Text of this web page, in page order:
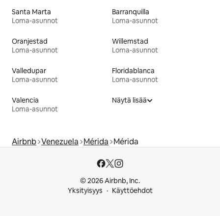
Santa Marta
Loma-asunnot
Barranquilla
Loma-asunnot
Oranjestad
Loma-asunnot
Willemstad
Loma-asunnot
Valledupar
Loma-asunnot
Floridablanca
Loma-asunnot
Valencia
Loma-asunnot
Näytä lisää
Airbnb Venezuela Mérida Mérida
© 2026 Airbnb, Inc.
Yksityisyys
Käyttöehdot